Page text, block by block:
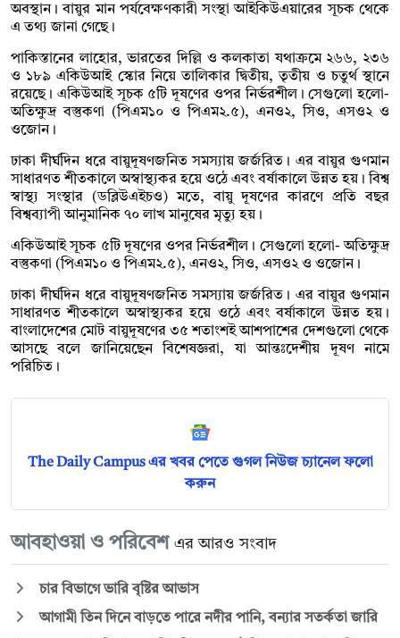
অবস্থান। বায়ুর মান পর্যবেক্ষণকারী সংস্থা আইকিউএয়ারের সূচক থেকে
এ তথ্য জানা গেছে।
পাকিস্তানের লাহোর, ভারতের দিল্লি ও কলকাতা যথাক্রমে ২৬৬, ২৩৬
ও ১৮৯ একিউআই স্কোর নিয়ে তালিকার দ্বিতীয়, তৃতীয় ও চতুর্থ স্থানে
রয়েছে। একিউআই সূচক ৫টি দূষণের ওপর নির্ভরশীল। সেগুলো হলো-
অতিক্ষুদ্র বস্তুকণা (পিএম১০ ও পিএম২.৫), এনও২, সিও, এসও২ ও
ওজোন।
ঢাকা দীর্ঘদিন ধরে বায়ুদূষণজনিত সমস্যায় জর্জরিত। এর বায়ুর গুণমান
সাধারণত শীতকালে অস্বাস্থ্যকর হয়ে ওঠে এবং বর্ষাকালে উন্নত হয়। বিশ্ব
স্বাস্থ্য সংস্থার (ডব্লিউএইচও) মতে, বায়ু দূষণের কারণে প্রতি বছর
বিশ্বব্যাপী আনুমানিক ৭০ লাখ মানুষের মৃত্যু হয়।
একিউআই সূচক ৫টি দূষণের ওপর নির্ভরশীল। সেগুলো হলো- অতিক্ষুদ্র
বস্তুকণা (পিএম১০ ও পিএম২.৫), এনও২, সিও, এসও২ ও ওজোন।
ঢাকা দীর্ঘদিন ধরে বায়ুদূষণজনিত সমস্যায় জর্জরিত। এর বায়ুর গুণমান
সাধারণত শীতকালে অস্বাস্থ্যকর হয়ে ওঠে এবং বর্ষাকালে উন্নত হয়।
বাংলাদেশের মোট বায়ুদূষণের ৩৫ শতাংশই আশপাশের দেশগুলো থেকে
আসছে বলে জানিয়েছেন বিশেষজ্ঞরা, যা আন্তঃদেশীয় দূষণ নামে
পরিচিত।
The Daily Campus এর খবর পেতে গুগল নিউজ চ্যানেল ফলো
করুন
আবহাওয়া ও পরিবেশ এর আরও সংবাদ
চার বিভাগে ভারি বৃষ্টির আভাস
আগামী তিন দিনে বাড়তে পারে নদীর পানি, বন্যার সতর্কতা জারি